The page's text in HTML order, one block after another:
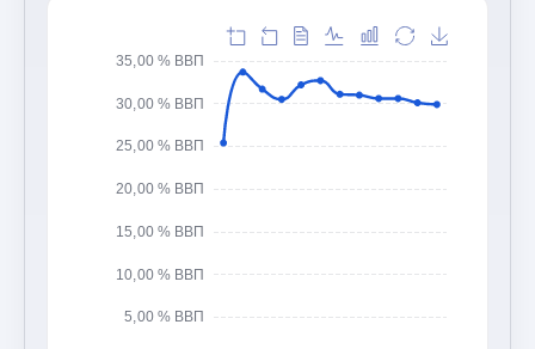
5,00 % ВВП
10,00 % ВВП
15,00 % ВВП
20,00 % ВВП
25,00 % ВВП
30,00 % ВВП
35,00 % ВВП